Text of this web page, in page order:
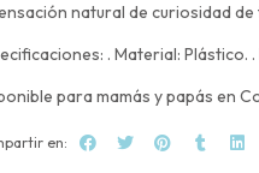
natural de curiosidad
. Material: Plástico.
para mamás y papás en
en: